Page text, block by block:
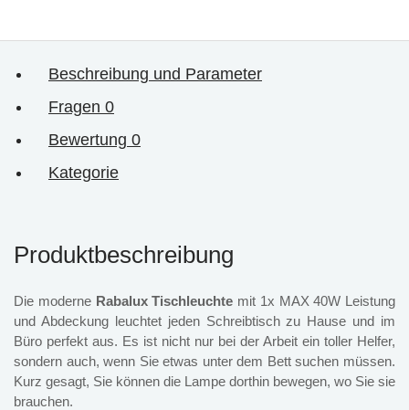
Beschreibung und Parameter
Fragen 0
Bewertung 0
Kategorie
Produktbeschreibung
Die moderne Rabalux Tischleuchte mit 1x MAX 40W Leistung
und Abdeckung leuchtet jeden Schreibtisch zu Hause und im
Büro perfekt aus. Es ist nicht nur bei der Arbeit ein toller Helfer,
sondern auch, wenn Sie etwas unter dem Bett suchen müssen.
Kurz gesagt, Sie können die Lampe dorthin bewegen, wo Sie sie
brauchen.